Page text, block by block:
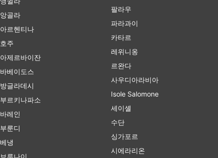
앙골라
아르헨티나
호주
아제르바이잔
바베이도스
방글라데시
부르키나파소
바레인
부룬디
베냉
브루나이
팔라우
파라과이
카타르
레위니옹
르완다
사우디아라비아
Isole Salomone
세이셸
수단
싱가포르
시에라리온